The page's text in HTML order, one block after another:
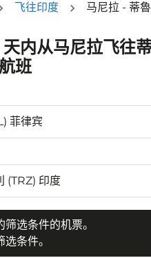
飞往印度 马尼拉 - 蒂
内从马尼拉飞往
班
选条件的机票。
条件。
选条件的机票。请调整您的筛